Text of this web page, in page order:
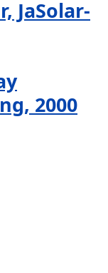
JaSolar-
2000